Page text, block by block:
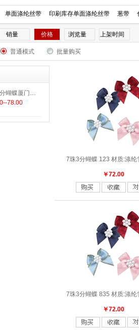
单面涤纶丝带 印刷库存单面涤纶丝带 葱带
塔夫边丝带
销量 价格 浏览量 上架时间
普通模式 批量购买
7珠3分蝴蝶 123 材质:涤纶
￥72.00
7珠3分蝴蝶 835 材质:涤纶
￥72.00
七珠三分蝴蝶厦门织带批发
78.00